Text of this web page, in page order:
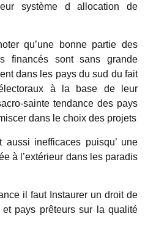
système d allocation de
qu’une bonne partie des
financés sont sans grande
dans les pays du sud du fait
à la base de leur
sainte tendance des pays
dans le choix des projets
aussi inefficaces puisqu’ une
à l’extérieur dans les paradis
il faut Instaurer un droit de
pays prêteurs sur la qualité